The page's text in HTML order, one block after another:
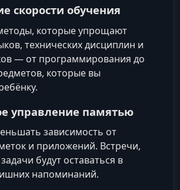
скорости обучения
которые упрощают
технических дисциплин и
— от программирования до
которые вы
управление памятью
зависимость от
и приложений. Встречи,
будут оставаться в
напоминаний.